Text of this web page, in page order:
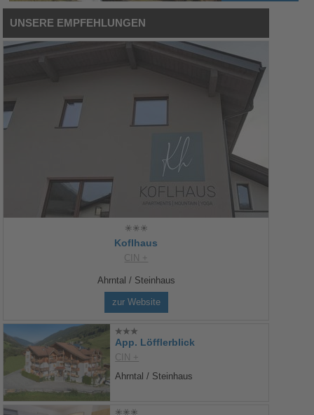
UNSERE EMPFEHLUNGEN
Koflhaus
CIN +
Ahrntal / Steinhaus
zur Website
App. Löfflerblick
CIN +
Ahrntal / Steinhaus